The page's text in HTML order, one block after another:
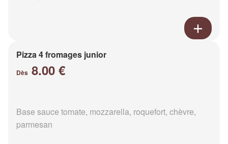
Pizza 4 fromages junior
Dès 8.00 €
Base sauce tomate, mozzarella, roquefort, chèvre,
parmesan